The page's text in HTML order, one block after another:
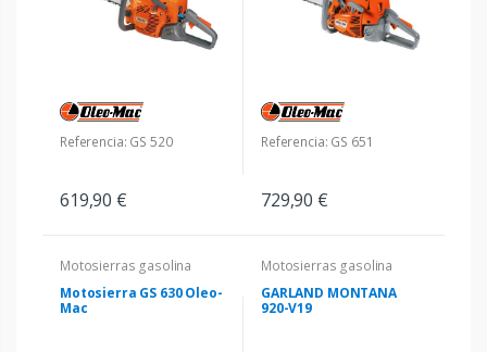
Referencia: GS 520
619,90 €
Referencia: GS 651
729,90 €
Motosierras gasolina
Motosierra GS 630 Oleo-
Mac
Motosierras gasolina
GARLAND MONTANA
920-V19